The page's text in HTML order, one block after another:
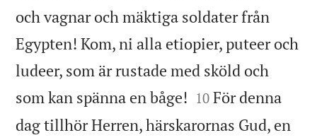
och vagnar och mäktiga soldater från
Egypten! Kom, ni alla etiopier, puteer och
ludeer, som är rustade med sköld och
som kan spänna en båge! 

10 För denna
dag tillhör Herren, härskarornas Gud, en